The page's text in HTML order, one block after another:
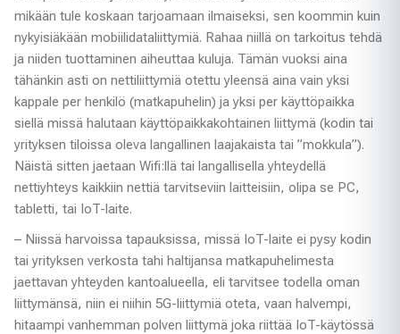
mikään tule koskaan tarjoamaan ilmaiseksi, sen koommin kuin
nykyisiäkään mobiilidataliittymiä. Rahaa niillä on tarkoitus tehdä
ja niiden tuottaminen aiheuttaa kuluja. Tämän vuoksi aina
tähänkin asti on nettiliittymiä otettu yleensä aina vain yksi
kappale per henkilö (matkapuhelin) ja yksi per käyttöpaikka
siellä missä halutaan käyttöpaikkakohtainen liittymä (kodin tai
yrityksen tiloissa oleva langallinen laajakaista tai ”mokkula”).
Näistä sitten jaetaan Wifi:llä tai langallisella yhteydellä
nettiyhteys kaikkiin nettiä tarvitseviin laitteisiin, olipa se PC,
tabletti, tai IoT-laite.
– Niissä harvoissa tapauksissa, missä IoT-laite ei pysy kodin
tai yrityksen verkosta tahi haltijansa matkapuhelimesta
jaettavan yhteyden kantoalueella, eli tarvitsee todella oman
liittymänsä, niin ei niihin 5G-liittymiä oteta, vaan halvempi,
hitaampi vanhemman polven liittymä joka riittää IoT-käytössä